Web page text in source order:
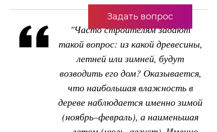
Задать вопрос
"Часто строителям задают
такой вопрос: из какой древесины,
летней или зимней, будут
возводить его дом? Оказывается,
что наибольшая влажность в
дереве наблюдается именно зимой
(ноябрь–февраль), а наименьшая